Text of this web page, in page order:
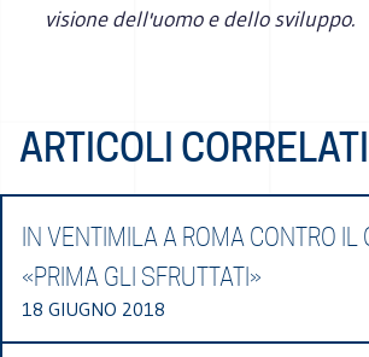
visione dell'uomo e dello sviluppo.
ARTICOLI CORRELATI
IN VENTIMILA A ROMA CONTRO IL
«PRIMA GLI SFRUTTATI»
18 GIUGNO 2018